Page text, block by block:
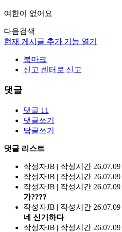
여한이 없어요
다음검색
현재 게시글 추가 기능 열기
북마크
신고 센터로 신고
댓글
댓글 11
댓글쓰기
답글쓰기
댓글 리스트
작성자JB | 작성시간 26.07.09
작성자JB | 작성시간 26.07.09
작성자JB | 작성시간 26.07.09
가????
작성자JB | 작성시간 26.07.09
네 신기하다
작성자JB | 작성시간 26.07.09